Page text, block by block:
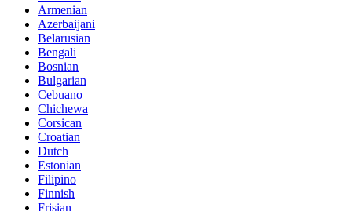
Armenian
Azerbaijani
Belarusian
Bengali
Bosnian
Bulgarian
Cebuano
Chichewa
Corsican
Croatian
Dutch
Estonian
Filipino
Finnish
Frisian